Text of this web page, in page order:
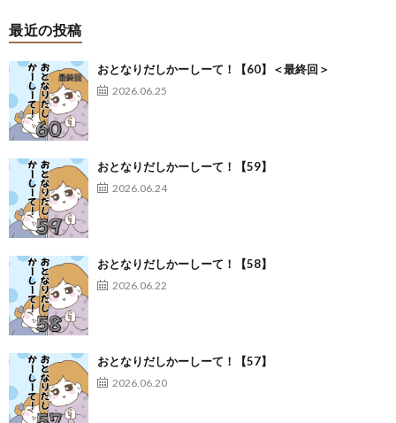
最近の投稿
おとなりだしかーしーて！【60】＜最終回＞
2026.06.25
おとなりだしかーしーて！【59】
2026.06.24
おとなりだしかーしーて！【58】
2026.06.22
おとなりだしかーしーて！【57】
2026.06.20